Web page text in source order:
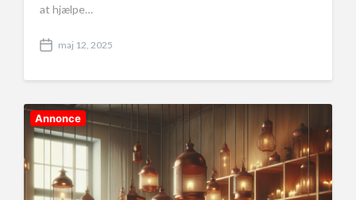
at hjælpe…
P
s
d
a
t
maj 12, 2025
Annonce